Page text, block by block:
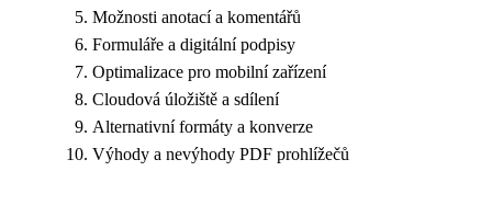
Možnosti anotací a komentářů
Formuláře a digitální podpisy
Optimalizace pro mobilní zařízení
Cloudová úložiště a sdílení
Alternativní formáty a konverze
Výhody a nevýhody PDF prohlížečů